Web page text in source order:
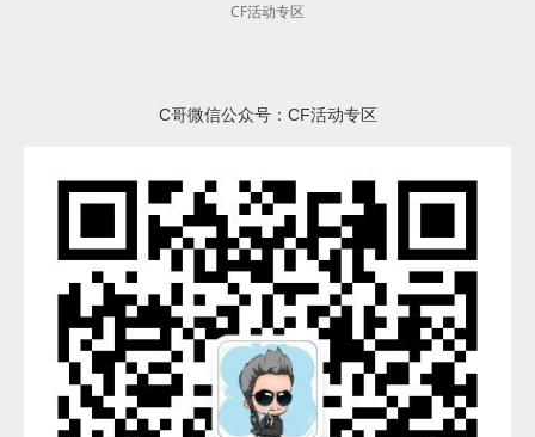
CF活动专区
C哥微信公众号：CF活动专区